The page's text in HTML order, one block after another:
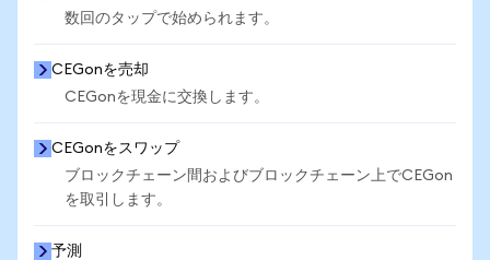
数回のタップで始められます。
CEGonを売却
CEGonを現金に交換します。
CEGonをスワップ
ブロックチェーン間およびブロックチェーン上でCEGon
を取引します。
予測